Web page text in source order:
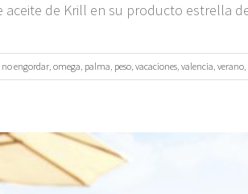
de Krill en su producto estrella
no engordar, omega, palma, peso, vacaciones, valencia, verano,